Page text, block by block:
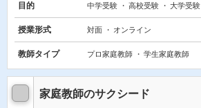
目的 中学受験 高校受験 大学受験
授業形式 対面 オンライン
教師タイプ プロ家庭教師 学生家庭教師
家庭教師のサクシード